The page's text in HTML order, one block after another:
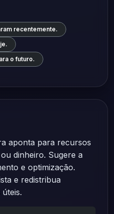
recentemente.
o futuro.
aponta para recursos
dinheiro. Sugere a
e optimização.
e redistribua